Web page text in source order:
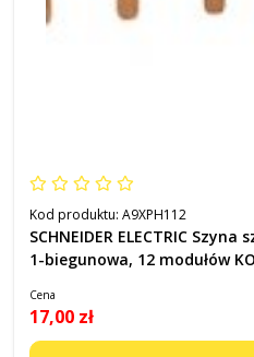
Kod produktu: A9XPH112
SCHNEIDER ELECTRIC
1-biegunowa, 12 modułów
Cena
17,00 zł